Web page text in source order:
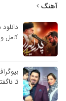
آهنگ
کامل
تا